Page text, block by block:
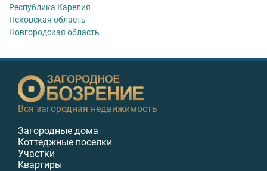
Республика Карелия
Псковская область
Новгородская область
Вся загородная недвижимость
Загородные дома
Коттеджные поселки
Участки
Квартиры